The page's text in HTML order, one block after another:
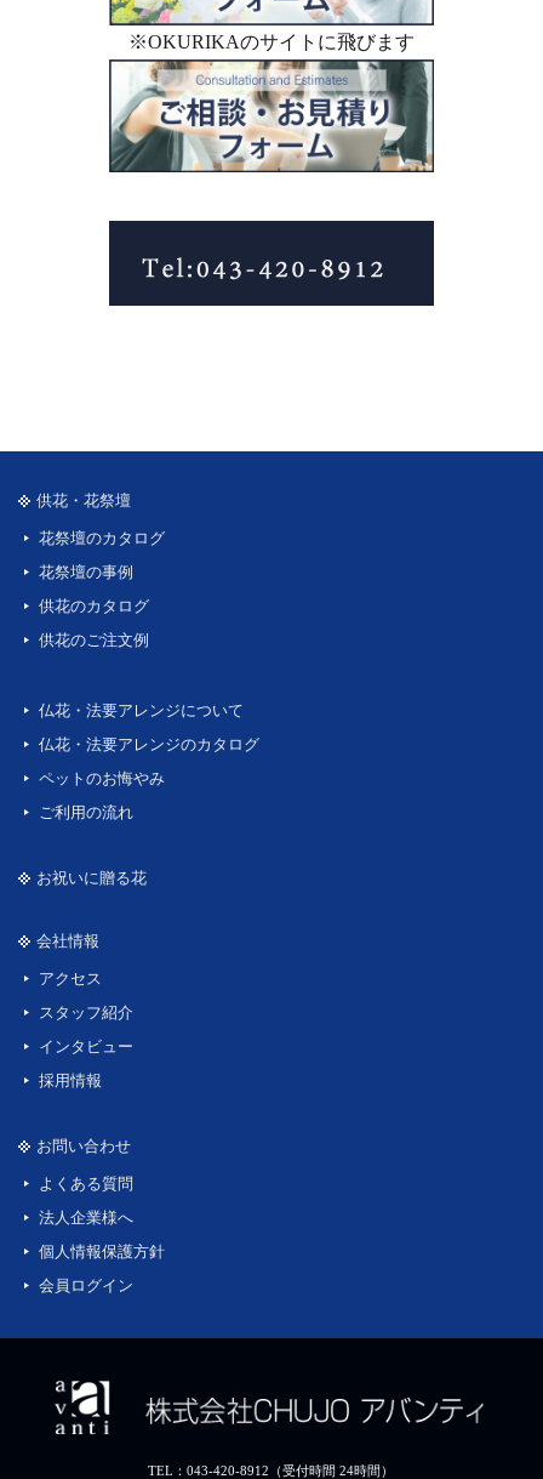
※OKURIKAのサイトに飛びます
供花・花祭壇
花祭壇のカタログ
花祭壇の事例
供花のカタログ
供花のご注文例
仏花・法要アレンジについて
仏花・法要アレンジのカタログ
ペットのお悔やみ
ご利用の流れ
お祝いに贈る花
会社情報
アクセス
スタッフ紹介
インタビュー
採用情報
お問い合わせ
よくある質問
法人企業様へ
個人情報保護方針
会員ログイン
TEL：043-420-8912（受付時間 24時間）